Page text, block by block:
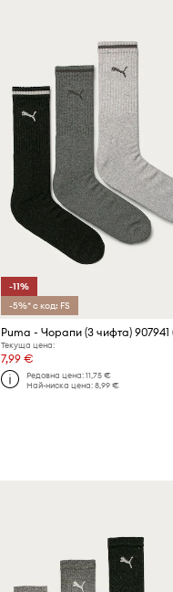
-11%
-5%* с код: FS
Текуща цена:
7,99 €
Редовна цена: 11,75 €
Най-ниска цена: 8,99 €